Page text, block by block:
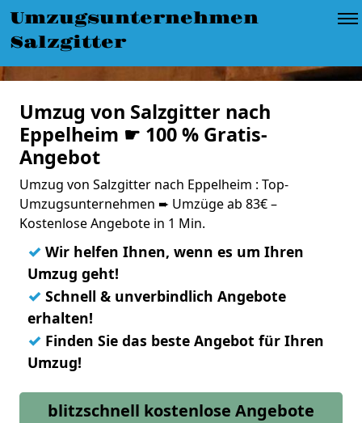
Umzugsunternehmen
Salzgitter
Umzug von Salzgitter nach
Eppelheim ☛ 100 % Gratis-
Angebot
Umzug von Salzgitter nach Eppelheim : Top-
Umzugsunternehmen ➨ Umzüge ab 83€ –
Kostenlose Angebote in 1 Min.
✓ Wir helfen Ihnen, wenn es um Ihren
Umzug geht!
✓ Schnell & unverbindlich Angebote
erhalten!
✓ Finden Sie das beste Angebot für Ihren
Umzug!
blitzschnell kostenlose Angebote